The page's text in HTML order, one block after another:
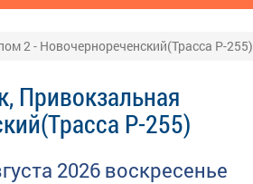
2 - Новочернореченский(Трасса Р-255)
Привокзальная
Р-255)
2026 воскресенье